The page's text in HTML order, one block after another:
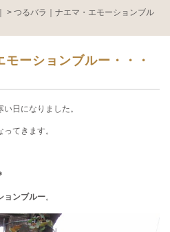
> つるバラ｜ナエマ・エモーションブル
ーションブルー・・・
日になりました。
てきます。
ョンブルー。